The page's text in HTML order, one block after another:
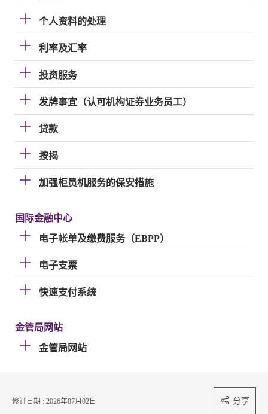
个人资料的处理
利率及汇率
投资服务
发牌事宜（认可机构证券业务员工）
贷款
按揭
加强柜员机服务的保安措施
国际金融中心
电子帐单及缴费服务（EBPP）
电子支票
快速支付系统
金管局网站
金管局网站
修订日期 : 2026年07月02日 分享